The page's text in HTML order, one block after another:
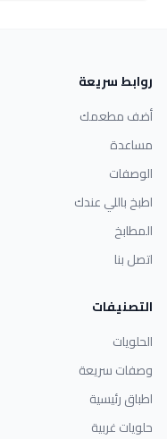
روابط سريعة
أضف مطعمك
مساعدة
الوصفات
اطبخ باللي عندك
المطابخ
اتصل بنا
التصنيفات
الحلويات
وصفات سريعة
اطباق رئيسية
حلويات غربية